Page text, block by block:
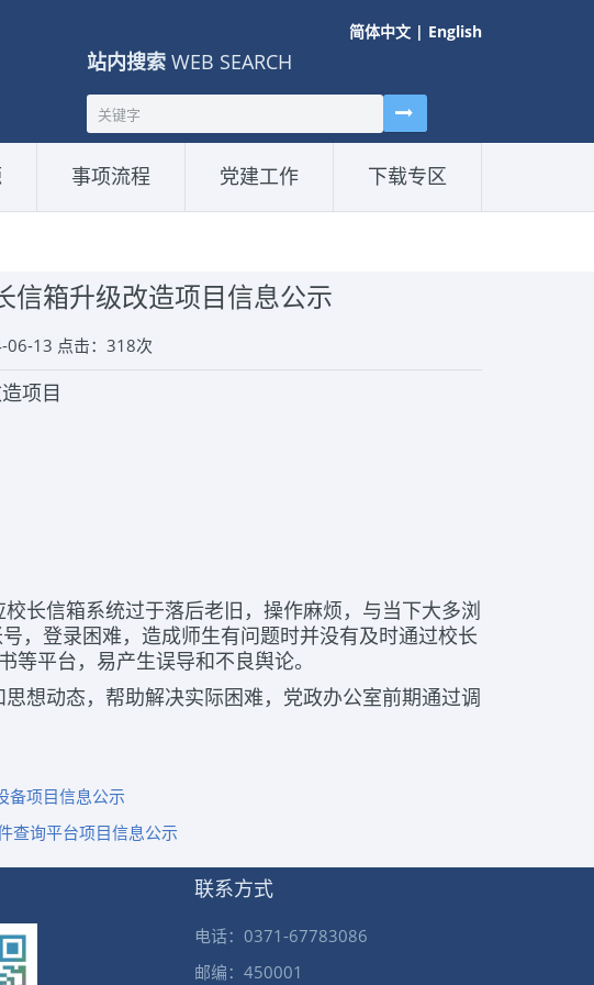
简体中文 | English
站内搜索 WEB SEARCH
事项流程 党建工作 下载专区
信箱升级改造项目信息公示
06-13 点击：318次
项目
长信箱系统过于落后老旧，操作麻烦，与当下大多浏
，登录困难，造成师生有问题时并没有及时通过校长
平台，易产生误导和不良舆论。
想动态，帮助解决实际困难，党政办公室前期通过调
备项目信息公示
查询平台项目信息公示
联系方式
电话：0371-67783086
邮编：450001